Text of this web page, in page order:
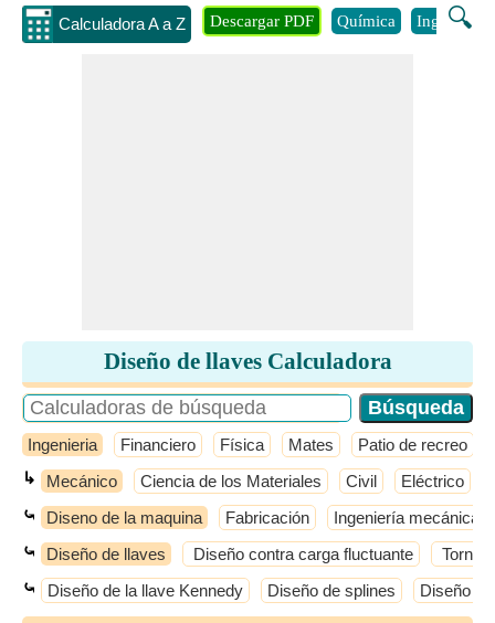
Calculadora A a Z 🔍
Descargar PDF Química Ingenieria
Diseño de llaves Calculadora
Ingenieria Financiero Física Mates Patio de recreo
↳ Mecánico Ciencia de los Materiales Civil Eléctrico
⤿ Diseno de la maquina Fabricación Ingeniería mecánica
⤿ Diseño de llaves Diseño contra carga fluctuante
⤿ Diseño de la llave Kennedy Diseño de splines Diseño